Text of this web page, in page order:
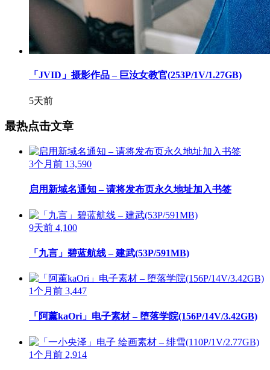
「JVID」摄影作品 – 巨汝女教官(253P/1V/1.27GB)
5天前
最热点击文章
3个月前 13,590
启用新域名通知 – 请将发布页永久地址加入书签
9天前 4,100
「九言」碧蓝航线 – 建武(53P/591MB)
1个月前 3,447
「阿薰kaOri」电子素材 – 堕落学院(156P/14V/3.42GB)
1个月前 2,914